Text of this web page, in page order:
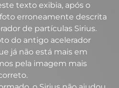
texto exibia, após o
erroneamente descrita
de partículas Sirius.
do antigo acelerador
já não está mais em
pela imagem mais